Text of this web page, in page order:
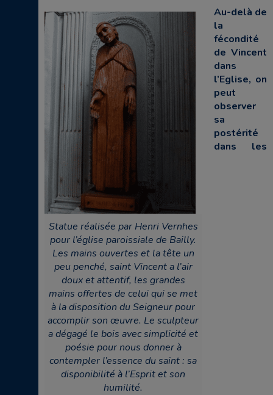
Statue réalisée par Henri Vernhes
pour l’église paroissiale de Bailly.
Les mains ouvertes et la tête un
peu penché, saint Vincent a l’air
doux et attentif, les grandes
mains offertes de celui qui se met
à la disposition du Seigneur pour
accomplir son œuvre. Le sculpteur
a dégagé le bois avec simplicité et
poésie pour nous donner à
contempler l’essence du saint : sa
disponibilité à l’Esprit et son
humilité.
Au-delà de
la
fécondité
de Vincent
dans
l’Eglise, on
peut
observer
sa
postérité
dans les